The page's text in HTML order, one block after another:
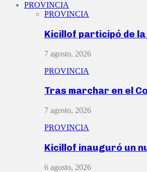
PROVINCIA
PROVINCIA
Kicillof participó de
7 agosto, 2026
PROVINCIA
Tras marchar en el
7 agosto, 2026
PROVINCIA
Kicillof inauguró un
6 agosto, 2026